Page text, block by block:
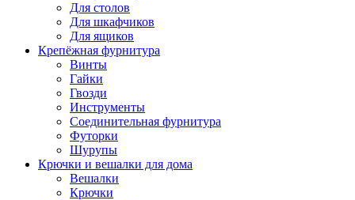
Для столов
Для шкафчиков
Для ящиков
Крепёжная фурнитура
Винты
Гайки
Гвозди
Инструменты
Соединительная фурнитура
Футорки
Шурупы
Крючки и вешалки для дома
Вешалки
Крючки